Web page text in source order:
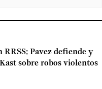
Pavez defiende y
sobre robos violentos